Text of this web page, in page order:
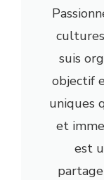
suis
objectif
uniques
et
est